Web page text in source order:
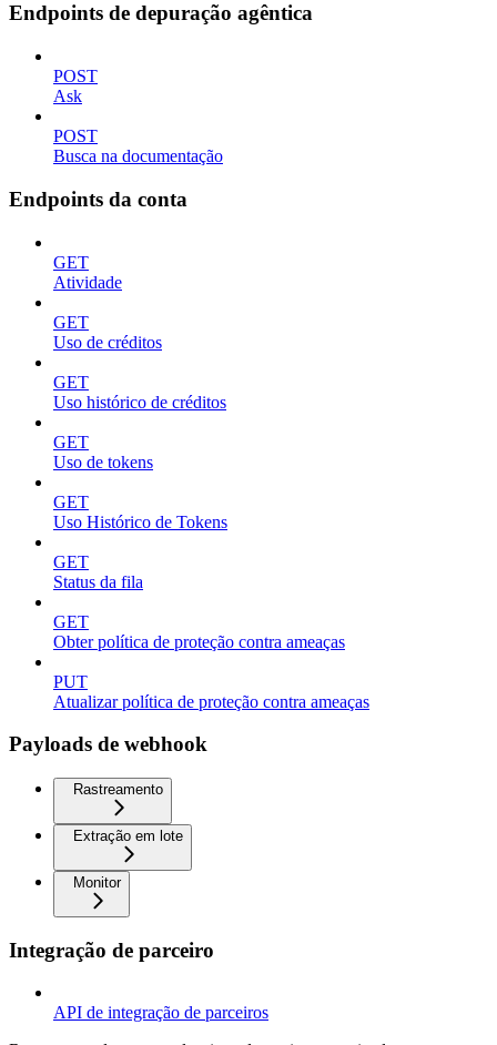
Endpoints de depuração agêntica
POST
Ask
POST
Busca na documentação
Endpoints da conta
GET
Atividade
GET
Uso de créditos
GET
Uso histórico de créditos
GET
Uso de tokens
GET
Uso Histórico de Tokens
GET
Status da fila
GET
Obter política de proteção contra ameaças
PUT
Atualizar política de proteção contra ameaças
Payloads de webhook
Rastreamento
Extração em lote
Monitor
Integração de parceiro
API de integração de parceiros